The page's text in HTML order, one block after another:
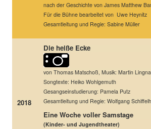
nach der Geschichte von James Matthew
Für die Bühne bearbeitet von Uwe Heynitz
Gesamtleitung und Regie: Sabine Müller
2018
Die heiße Ecke
von Thomas Matschoß, Musik: Martin
Songtexte: Heiko Wohlgemuth
Gesangseinstudierung: Pamela Putz
Gesamtleitung und Regie: Wolfgang
Eine Woche voller
(Kinder- und Jugendtheater)